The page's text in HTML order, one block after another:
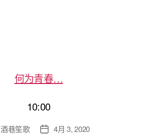
何为青春…
10:00
酒巷笙歌
发 4月 3, 2020